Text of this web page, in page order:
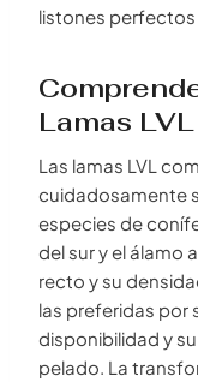
listones perfectos
Lamas LVL
Las lamas LVL
cuidadosamente
especies de
del sur y el álamo
recto y su
las preferidas por
disponibilidad y
pelado. La